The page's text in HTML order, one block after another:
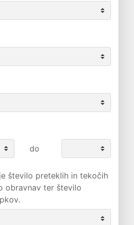
do
število preteklih in tekočih
obravnav ter število